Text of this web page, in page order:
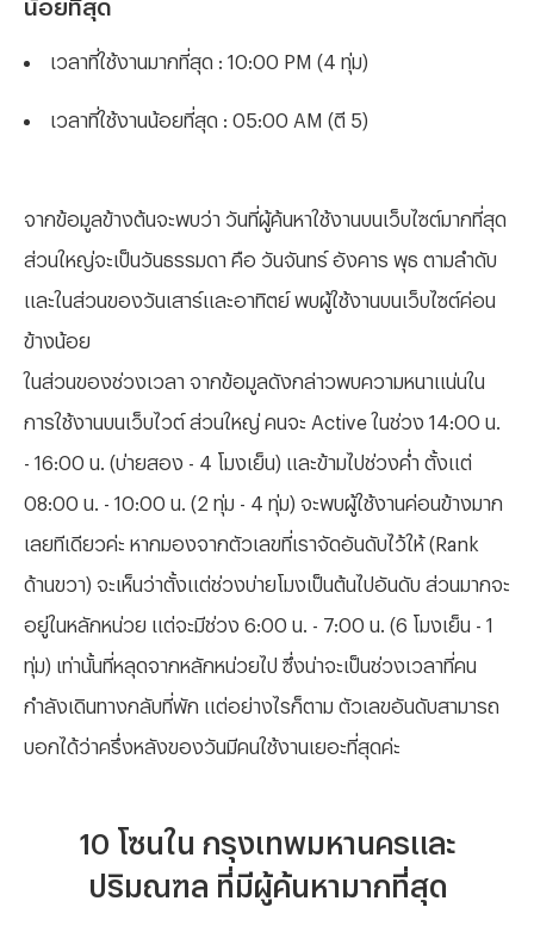
เวลาที่ใช้งานมากที่สุด : 10:00 PM (4 ทุ่ม)
เวลาที่ใช้งานน้อยที่สุด : 05:00 AM (ตี 5)
จากข้อมูลข้างต้นจะพบว่า วันที่ผู้ค้นหาใช้งานบนเว็บไซต์มากที่สุด
ส่วนใหญ่จะเป็นวันธรรมดา คือ วันจันทร์ อังคาร พุธ ตามลำดับ
และในส่วนของวันเสาร์และอาทิตย์ พบผู้ใช้งานบนเว็บไซต์ค่อน
ข้างน้อย
ในส่วนของช่วงเวลา จากข้อมูลดังกล่าวพบความหนาแน่นใน
การใช้งานบนเว็บไวต์ ส่วนใหญ่ คนจะ Active ในช่วง 14:00 น.
- 16:00 น. (บ่ายสอง - 4 โมงเย็น) และข้ามไปช่วงค่ำ ตั้งแต่
08:00 น. - 10:00 น. (2 ทุ่ม - 4 ทุ่ม) จะพบผู้ใช้งานค่อนข้างมาก
เลยทีเดียวค่ะ หากมองจากตัวเลขที่เราจัดอันดับไว้ให้ (Rank
ด้านขวา) จะเห็นว่าตั้งแต่ช่วงบ่ายโมงเป็นต้นไปอันดับ ส่วนมากจะ
อยู่ในหลักหน่วย แต่จะมีช่วง 6:00 น. - 7:00 น. (6 โมงเย็น - 1
ทุ่ม) เท่านั้นที่หลุดจากหลักหน่วยไป ซึ่งน่าจะเป็นช่วงเวลาที่คน
กำลังเดินทางกลับที่พัก แต่อย่างไรก็ตาม ตัวเลขอันดับสามารถ
บอกได้ว่าครึ่งหลังของวันมีคนใช้งานเยอะที่สุดค่ะ
10 โซนใน กรุงเทพมหานครและ
ปริมณฑล ที่มีผู้ค้นหามากที่สุด